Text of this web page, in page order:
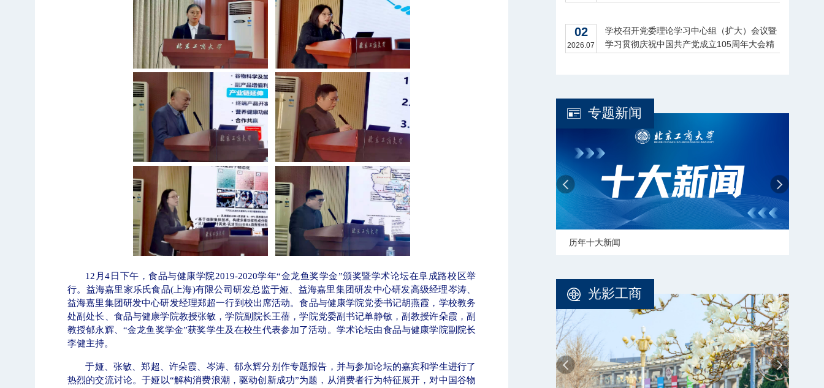
12 月4 日下午，食品与健康学院2019-2020学年“金龙鱼奖学金”颁奖暨学术论坛在阜成路校区举
行。益海嘉里家乐氏食品(上海)有限公司研发总监于娅、益海嘉里集团研发中心研发高级经理岑涛、
益海嘉里集团研发中心研发经理郑超一行到校出席活动。食品与健康学院党委书记胡燕霞，学校教务
处副处长、食品与健康学院教授张敏，学院副院长王蓓，学院党委副书记单静敏，副教授许朵霞，副
教授郁永辉、 “金龙鱼奖学金”获奖学生及在校生代表参加了活动。 学术论坛由食品与健康学院副院长
李健主持。
于娅、张敏、郑超、许朵霞、岑涛、郁永辉分别作专题报告，并与参加论坛的嘉宾和学生进行了
热烈的交流讨论。于娅以“解构消费浪潮，驱动创新成功”为题，从消费者行为特征展开，对中国谷物
02
2026.07
学校召开党委理论学习中心组（扩大）会议暨
学习贯彻庆祝中国共产党成立105周年大会精
专题新闻
学校志愿服务冬奥会和冬残奥会专题 【审核评估】新一轮本科教育教学审核评估工作 历年十大新闻
光影工商